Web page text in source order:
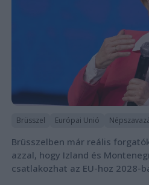
Brüsszel Európai Unió
Brüsszelben már reális
azzal, hogy Izland és
csatlakozhat az EU-hoz 2028-